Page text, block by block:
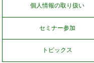
個人情報の取り扱い
セミナー参加
トピックス